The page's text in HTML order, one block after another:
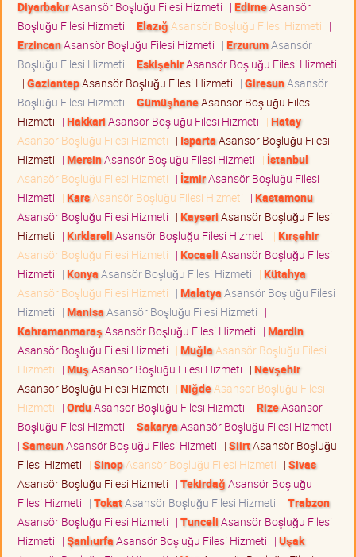
DiyarbakırAsansör Boşluğu Filesi Hizmeti | EdirneAsansör
Boşluğu Filesi Hizmeti | Elazığ Asansör Boşluğu Filesi Hizmeti |
ErzincanAsansör Boşluğu Filesi Hizmeti | ErzurumAsansör
Boşluğu Filesi Hizmeti | EskişehirAsansör Boşluğu Filesi Hizmeti
| GaziantepAsansör Boşluğu Filesi Hizmeti | GiresunAsansör
Boşluğu Filesi Hizmeti | GümüşhaneAsansör Boşluğu Filesi
Hizmeti | HakkariAsansör Boşluğu Filesi Hizmeti | Hatay
Asansör Boşluğu Filesi Hizmeti | IspartaAsansör Boşluğu Filesi
Hizmeti | MersinAsansör Boşluğu Filesi Hizmeti | İstanbul
Asansör Boşluğu Filesi Hizmeti | İzmirAsansör Boşluğu Filesi
Hizmeti | KarsAsansör Boşluğu Filesi Hizmeti | Kastamonu
Asansör Boşluğu Filesi Hizmeti | KayseriAsansör Boşluğu Filesi
Hizmeti | KırklareliAsansör Boşluğu Filesi Hizmeti | Kırşehir
Asansör Boşluğu Filesi Hizmeti | KocaeliAsansör Boşluğu Filesi
Hizmeti | KonyaAsansör Boşluğu Filesi Hizmeti | Kütahya
Asansör Boşluğu Filesi Hizmeti | MalatyaAsansör Boşluğu Filesi
Hizmeti | ManisaAsansör Boşluğu Filesi Hizmeti |
KahramanmaraşAsansör Boşluğu Filesi Hizmeti | Mardin
Asansör Boşluğu Filesi Hizmeti | Muğla Asansör Boşluğu Filesi
Hizmeti | MuşAsansör Boşluğu Filesi Hizmeti | Nevşehir
Asansör Boşluğu Filesi Hizmeti | NiğdeAsansör Boşluğu Filesi
Hizmeti | OrduAsansör Boşluğu Filesi Hizmeti | RizeAsansör
Boşluğu Filesi Hizmeti | SakaryaAsansör Boşluğu Filesi Hizmeti
| SamsunAsansör Boşluğu Filesi Hizmeti | SiirtAsansör Boşluğu
Filesi Hizmeti | SinopAsansör Boşluğu Filesi Hizmeti | Sivas
Asansör Boşluğu Filesi Hizmeti | TekirdağAsansör Boşluğu
Filesi Hizmeti | TokatAsansör Boşluğu Filesi Hizmeti | Trabzon
Asansör Boşluğu Filesi Hizmeti | TunceliAsansör Boşluğu Filesi
Hizmeti | ŞanlıurfaAsansör Boşluğu Filesi Hizmeti | Uşak